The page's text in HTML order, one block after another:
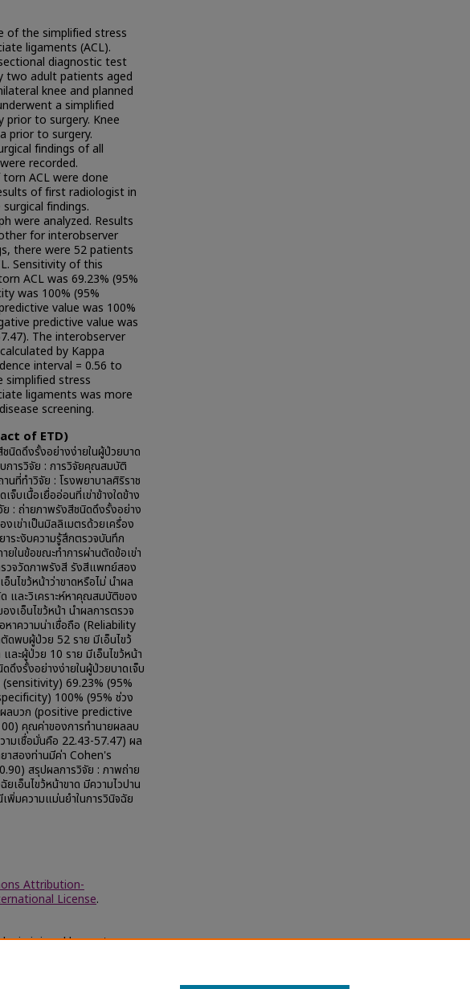
of the simplified stress
ligaments (ACL).
diagnostic test
two adult patients aged
knee and planned
a simplified
to surgery. Knee
prior to surgery.
findings of all
recorded.
ACL were done
of first radiologist in
findings.
were analyzed. Results
for interobserver
there were 52 patients
Sensitivity of this
ACL was 69.23% (95%
was 100% (95%
value was 100%
predictive value was
The interobserver
by Kappa
interval = 0.56 to
simplified stress
ligaments was more
screening.
of ETD)
นิดดึงรั้งอย่างง่ายในผู้ป่วยบาด
บการวิจัย : การวิจัยคุณสมบัติ
นที่ทำวิจัย : โรงพยาบาลศิริราช
บเนื้อเยื่ออ่อนที่เข่าข้างใดข้าง
ย : ถ่ายภาพรังสีชนิดดึงรั้งอย่าง
เข่าเป็นมิลลิเมตรด้วยเครื่อง
ระงับความรู้สึกตรวจบันทึก
ในข้อขณะทำการผ่านตัดข้อเข่า
รวจวัดภาพรังสี รังสีแพทย์สอง
ไขว้หน้าว่าขาดหรือไม่ นำผล
และวิเคราะห์หาคุณสมบัติของ
งเอ็นไขว้หน้า นำผลการตรวจ
าความน่าเชื่อถือ (Reliability
ดพบผู้ป่วย 52 ราย มีเอ็นไขว้
ละผู้ป่วย 10 ราย มีเอ็นไขว้หน้า
งรั้งอย่างง่ายในผู้ป่วยบาดเจ็บ
(sensitivity) 69.23% (95%
100% (95% ช่วง
ลบวก (positive predictive
คุณค่าของการทำนายผลลบ
มเชื่อมั่นคือ 22.43-57.47) ผล
าสองท่านมีค่า Cohen's
สรุปผลการวิจัย : ภาพถ่าย
เอ็นไขว้หน้าขาด มีความไวปาน
พิ่มความแม่นยำในการวินิจฉัย
Attribution-
License.
in injured knees to